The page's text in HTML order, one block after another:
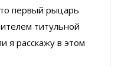
первый рыцарь
титульной
я расскажу в этом